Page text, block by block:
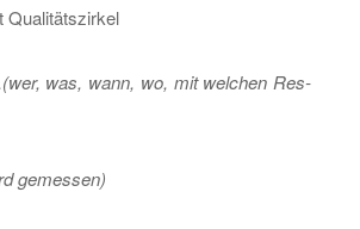
Qua­li­täts­zir­kel
(wer, was, wann, wo, mit wel­chen Res­
ge­mes­sen)